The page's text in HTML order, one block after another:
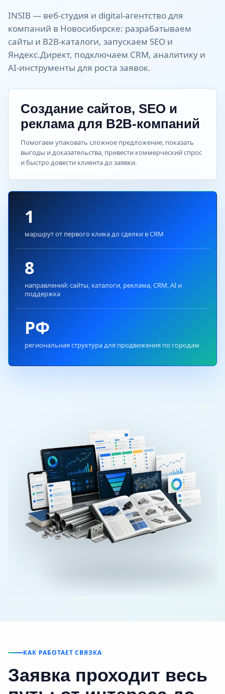
INSIB — веб-студия и digital-агентство для
компаний в Новосибирске: разрабатываем
сайты и B2B-каталоги, запускаем SEO и
Яндекс.Директ, подключаем CRM, аналитику и
AI-инструменты для роста заявок.
Создание сайтов, SEO и
реклама для B2B-компаний
Помогаем упаковать сложное предложение, показать
выгоды и доказательства, привести коммерческий спрос
и быстро довести клиента до заявки.
1
маршрут от первого клика до сделки в CRM
8
направлений: сайты, каталоги, реклама, CRM, AI и
поддержка
РФ
региональная структура для продвижения по городам
КАК РАБОТАЕТ СВЯЗКА
Заявка проходит весь